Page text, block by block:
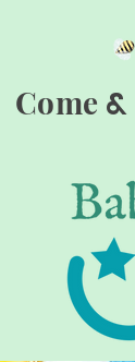
Come &